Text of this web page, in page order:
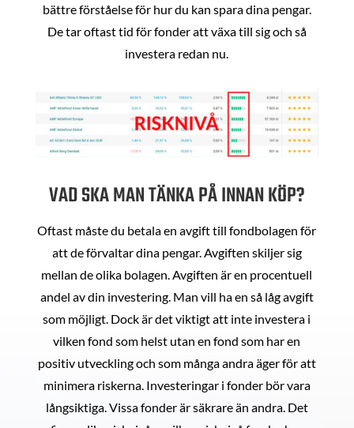
bättre förståelse för hur du kan spara dina pengar.
De tar oftast tid för fonder att växa till sig och så
investera redan nu.
VAD SKA MAN TÄNKA PÅ INNAN KÖP?
Oftast måste du betala en avgift till fondbolagen för
att de förvaltar dina pengar. Avgiften skiljer sig
mellan de olika bolagen. Avgiften är en procentuell
andel av din investering. Man vill ha en så låg avgift
som möjligt. Dock är det viktigt att inte investera i
vilken fond som helst utan en fond som har en
positiv utveckling och som många andra äger för att
minimera riskerna. Investeringar i fonder bör vara
långsiktiga. Vissa fonder är säkrare än andra. Det